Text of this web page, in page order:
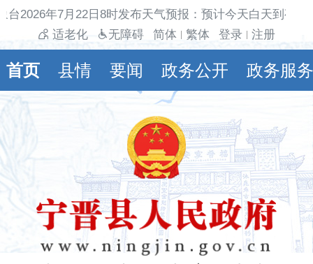
台2026年7月22日8时发布天气预报：预计今天白天到夜
适老化
无障碍 简体 繁体 登录 注册
首页 县情 要闻 政务公开 政务服务